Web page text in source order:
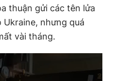
thuận gửi các tên lửa
nhưng quá
vài tháng.